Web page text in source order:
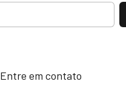
Entre em contato